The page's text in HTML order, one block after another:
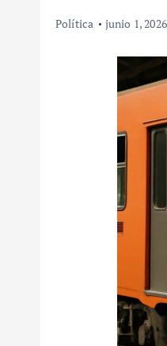
Política junio 1, 2026